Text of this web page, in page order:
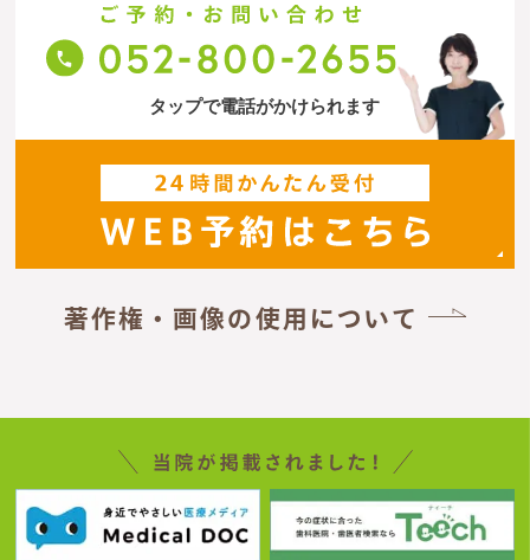
タップで電話がかけられます
著作権・画像の使用について